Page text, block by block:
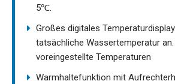
5℃.
Großes digitales
tatsächliche Wassertemperatur
voreingestellte Temperaturen
Warmhaltefunktion mit